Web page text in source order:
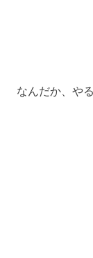
なんだか、や